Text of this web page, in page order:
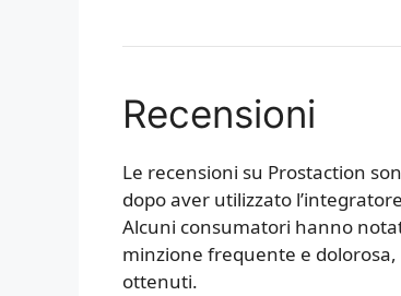
Recensioni
Le recensioni su Prostaction
dopo aver utilizzato
Alcuni consumatori hanno
minzione frequente e
ottenuti.